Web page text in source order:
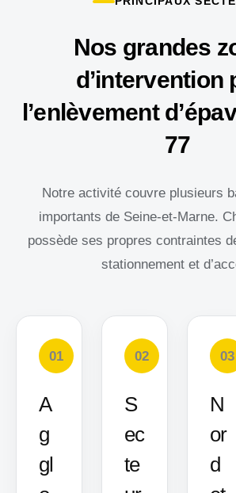
Nos grandes
d’intervention
l’enlèvement
77
Notre activité couvre plusieurs
importants de Seine-et-Marne.
possède ses propres contraintes
stationnement et
01
A
g
gl
02
S
ec
te
03
N
or
d